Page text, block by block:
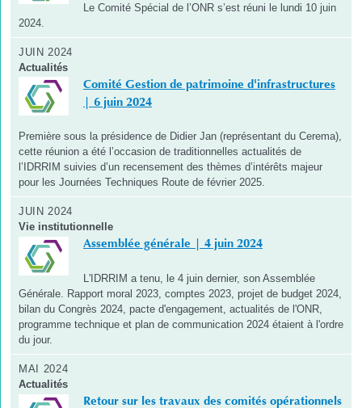
Le Comité Spécial de l’ONR s’est réuni le lundi 10 juin
2024.
JUIN 2024
Actualités
Comité Gestion de patrimoine d'infrastructures
| 6 juin 2024
Première sous la présidence de Didier Jan (représentant du Cerema),
cette réunion a été l’occasion de traditionnelles actualités de
l’IDRRIM suivies d’un recensement des thèmes d’intérêts majeur
pour les Journées Techniques Route de février 2025.
JUIN 2024
Vie institutionnelle
Assemblée générale | 4 juin 2024
L'IDRRIM a tenu, le 4 juin dernier, son Assemblée
Générale. Rapport moral 2023, comptes 2023, projet de budget 2024,
bilan du Congrès 2024, pacte d'engagement, actualités de l'ONR,
programme technique et plan de communication 2024 étaient à l'ordre
du jour.
MAI 2024
Actualités
Retour sur les travaux des comités opérationnels